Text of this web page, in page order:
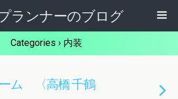
ランナーのブログ
Categories › 内装
ム 〈高橋 千鶴